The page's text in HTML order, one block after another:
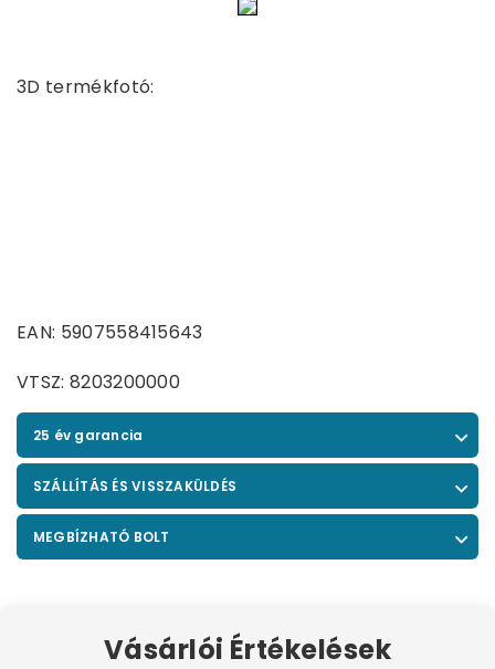
3D termékfotó:
EAN: 5907558415643
VTSZ: 8203200000
25 év garancia
SZÁLLÍTÁS ÉS VISSZAKÜLDÉS
MEGBÍZHATÓ BOLT
Vásárlói Értékelések